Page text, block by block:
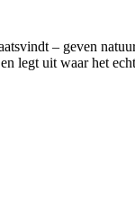
– geven
legt uit waar het